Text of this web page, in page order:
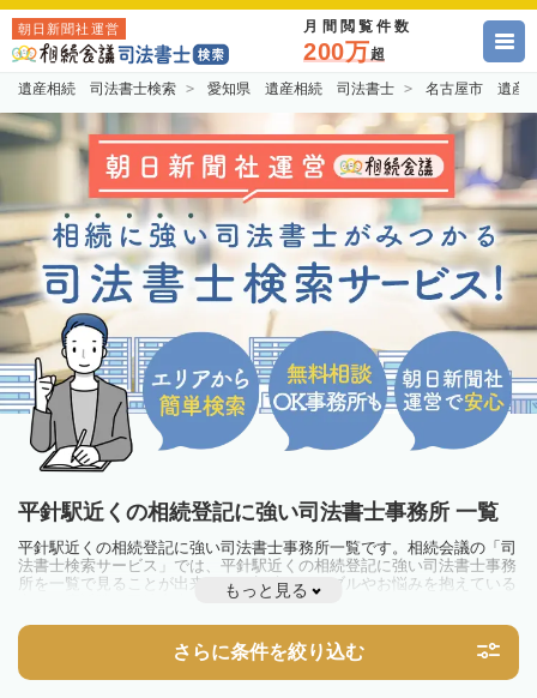
朝日新聞社運営 月間閲覧件数
200万超
遺産相続 司法書士検索 愛知県 遺産相続 司法書士 名古屋市 遺産
平針駅近くの相続登記に強い司法書士事務所 一覧
平針駅近くの相続登記に強い司法書士事務所一覧です。相続会議の「司
法書士検索サービス」では、平針駅近くの相続登記に強い司法書士事務
所を一覧で見ることが出来ます。相続のトラブルやお悩みを抱えている
方は一度近隣の司法書士に相談してみましょう。
不動産を相続した場合、相続を知った日から3年以内に登記しないと、
10万円以下の過料が科せられるため、速やかな手続きが必要です。義務
化前の相続も対象となるため注意しましょう。
もっと見る
さらに条件を絞り込む